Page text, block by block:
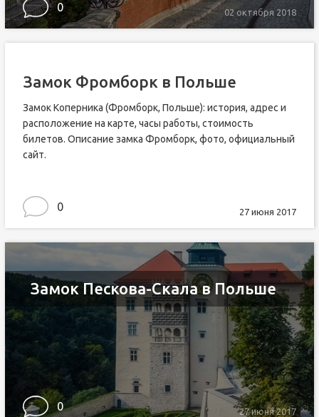
0 02 октября 2018
Замок Фромборк в Польше
Замок Коперника (Фромборк, Польше): история, адрес и
расположение на карте, часы работы, стоимость
билетов. Описание замка Фромборк, фото, официальный
сайт.
0 27 июня 2017
Замок Пескова-Скала в Польше
0 27 июня 2017